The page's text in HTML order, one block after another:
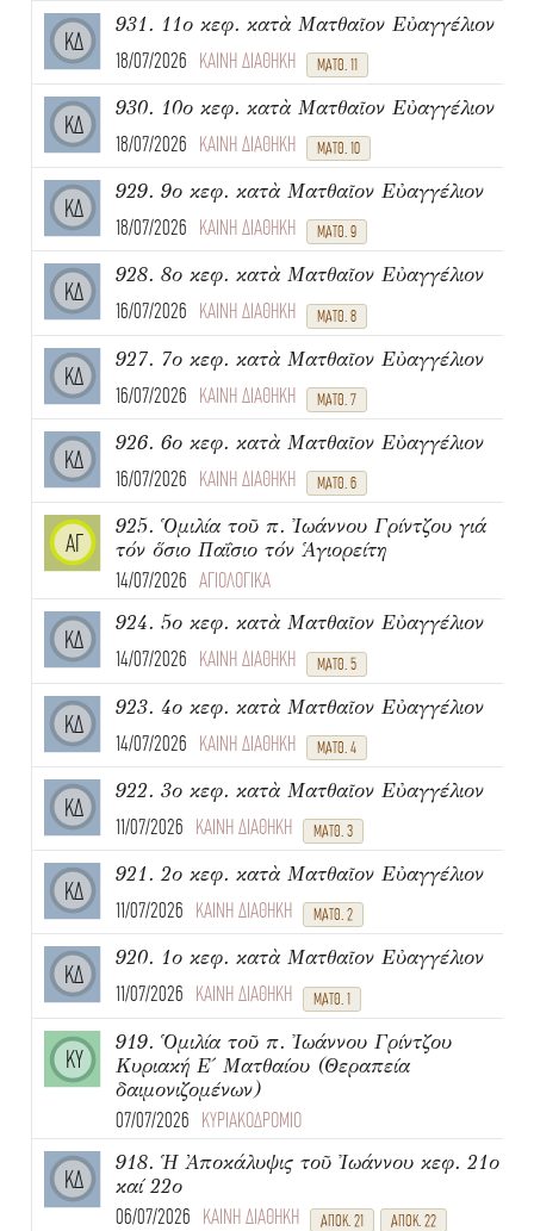
ΚΔ
931. 11ο κεφ. κατὰ Ματθαῖον Εὐαγγέλιον
18/07/2026 ΚΑΙΝΗ ΔΙΑΘΗΚΗ ΜΑΤΘ. 11
ΚΔ
930. 10ο κεφ. κατὰ Ματθαῖον Εὐαγγέλιον
18/07/2026 ΚΑΙΝΗ ΔΙΑΘΗΚΗ ΜΑΤΘ. 10
ΚΔ
929. 9ο κεφ. κατὰ Ματθαῖον Εὐαγγέλιον
18/07/2026 ΚΑΙΝΗ ΔΙΑΘΗΚΗ ΜΑΤΘ. 9
ΚΔ
928. 8ο κεφ. κατὰ Ματθαῖον Εὐαγγέλιον
16/07/2026 ΚΑΙΝΗ ΔΙΑΘΗΚΗ ΜΑΤΘ. 8
ΚΔ
927. 7ο κεφ. κατὰ Ματθαῖον Εὐαγγέλιον
16/07/2026 ΚΑΙΝΗ ΔΙΑΘΗΚΗ ΜΑΤΘ. 7
ΚΔ
926. 6ο κεφ. κατὰ Ματθαῖον Εὐαγγέλιον
16/07/2026 ΚΑΙΝΗ ΔΙΑΘΗΚΗ ΜΑΤΘ. 6
ΑΓ
925. Ὁμιλία τοῦ π. Ἰωάννου Γρίντζου γιά
τόν ὅσιο Παΐσιο τόν Ἁγιορείτη
14/07/2026 ΑΓΙΟΛΟΓΙΚΑ
ΚΔ
924. 5ο κεφ. κατὰ Ματθαῖον Εὐαγγέλιον
14/07/2026 ΚΑΙΝΗ ΔΙΑΘΗΚΗ ΜΑΤΘ. 5
ΚΔ
923. 4ο κεφ. κατὰ Ματθαῖον Εὐαγγέλιον
14/07/2026 ΚΑΙΝΗ ΔΙΑΘΗΚΗ ΜΑΤΘ. 4
ΚΔ
922. 3ο κεφ. κατὰ Ματθαῖον Εὐαγγέλιον
11/07/2026 ΚΑΙΝΗ ΔΙΑΘΗΚΗ ΜΑΤΘ. 3
ΚΔ
921. 2ο κεφ. κατὰ Ματθαῖον Εὐαγγέλιον
11/07/2026 ΚΑΙΝΗ ΔΙΑΘΗΚΗ ΜΑΤΘ. 2
ΚΔ
920. 1ο κεφ. κατὰ Ματθαῖον Εὐαγγέλιον
11/07/2026 ΚΑΙΝΗ ΔΙΑΘΗΚΗ ΜΑΤΘ. 1
ΚΥ
919. Ὁμιλία τοῦ π. Ἰωάννου Γρίντζου
Κυριακή Ε΄ Ματθαίου (Θεραπεία
δαιμονιζομένων)
07/07/2026 ΚΥΡΙΑΚΟΔΡΟΜΙΟ
ΚΔ
918. Ἡ Ἀποκάλυψις τοῦ Ἰωάννου κεφ. 21ο
καί 22ο
06/07/2026 ΚΑΙΝΗ ΔΙΑΘΗΚΗ ΑΠΟΚ. 21 ΑΠΟΚ. 22